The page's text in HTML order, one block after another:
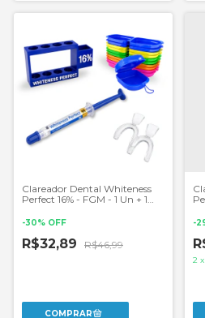
Clareador Dental Whiteness
Perfect 16% - FGM - 1 Un + 1
-30% OFF
R$32,89 R$46,99
-
2